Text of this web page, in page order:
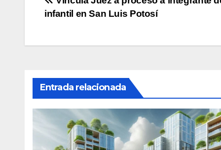
entradas
infantil en San Luis Potosí
Entrada relacionada